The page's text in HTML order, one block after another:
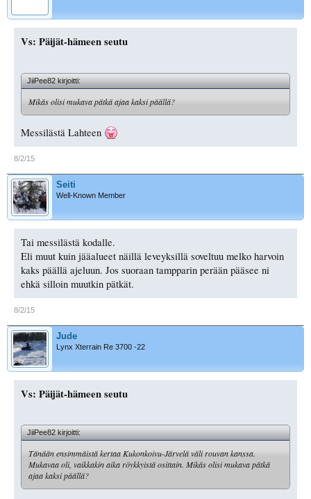
Vs: Päijät-hämeen seutu
JiiPee82 kirjoitti:
Mikäs olisi mukava pätkä ajaa kaksi päällä?
Messilästä Lahteen
8/2/15
Seiti
Well-Known Member
Tai messilästä kodalle.
Eli muut kuin jääalueet näillä leveyksillä soveltuu melko harvoin
kaks päällä ajeluun. Jos suoraan tampparin perään pääsee ni
ehkä silloin muutkin pätkät.
8/2/15
Jude
Lynx Xterrain Re 3700 -22
Vs: Päijät-hämeen seutu
JiiPee82 kirjoitti:
Tänään ensimmäistä kertaa Kukonkoivu-Järvelä väli rouvan kanssa.
Mukavaa oli, vaikkakin aika röykkyistä osittain. Mikäs olisi mukava pätkä
ajaa kaksi päällä?